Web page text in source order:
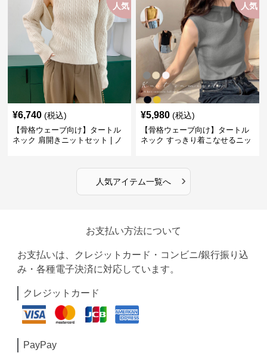
人気
¥6,740 (税込)
【骨格ウェーブ向け】タートル
ネック 肩開きニットセット | ノ
人気
¥5,980 (税込)
【骨格ウェーブ向け】タートル
ネック すっきり着こなせるニッ
人気アイテム一覧へ ›
お支払い方法について
お支払いは、クレジットカード・コンビニ/銀行振り込
み・各種電子決済に対応しています。
クレジットカード
PayPay